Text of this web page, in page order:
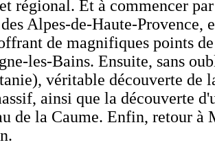
régional. Et à commencer
des Alpes-de-Haute-
de magnifiques points
les-Bains. Ensuite, sans
véritable découverte de
ainsi que la découverte
de la Caume. Enfin, retour à